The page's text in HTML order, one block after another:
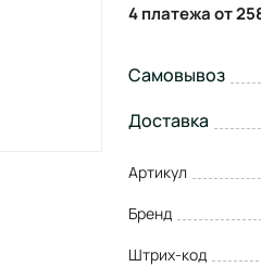
4 платежа от
Самовывоз
Доставка
Артикул
Бренд
Штрих-код